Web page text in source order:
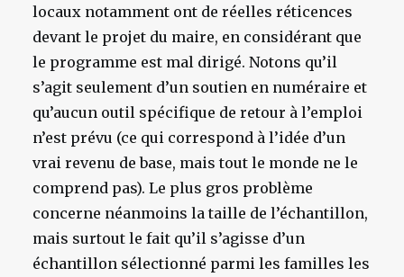
locaux notamment ont de réelles réticences
devant le projet du maire, en considérant que
le programme est mal dirigé. Notons qu’il
s’agit seulement d’un soutien en numéraire et
qu’aucun outil spécifique de retour à l’emploi
n’est prévu (ce qui correspond à l’idée d’un
vrai revenu de base, mais tout le monde ne le
comprend pas). Le plus gros problème
concerne néanmoins la taille de l’échantillon,
mais surtout le fait qu’il s’agisse d’un
échantillon sélectionné parmi les familles les